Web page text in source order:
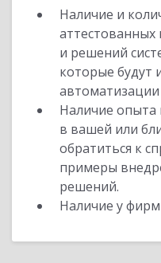
Наличие и
аттестованных
и решений
которые будут
Наличие
в вашей или
обратиться к
примеры
решений.
Наличие у